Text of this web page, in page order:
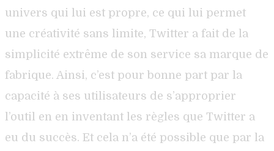
univers qui lui est propre, ce qui lui permet
une créativité sans limite, Twitter a fait de la
simplicité extrême de son service sa marque de
fabrique. Ainsi, c’est pour bonne part par la
capacité à ses utilisateurs de s’approprier
l’outil en en inventant les règles que Twitter a
eu du succès. Et cela n’a été possible que par la